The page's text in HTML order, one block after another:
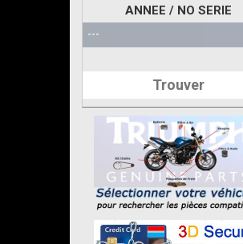
ANNEE / NO SERIE
Trouver